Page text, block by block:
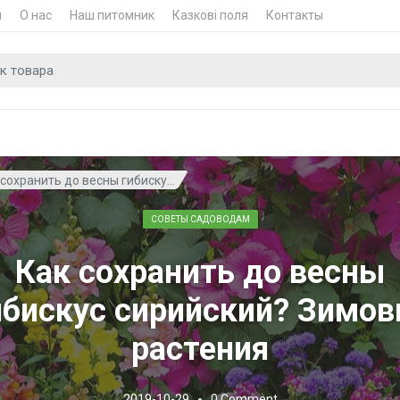
О нас Наш питомник Казкові поля Контакты
до весны гибиску...
СОВЕТЫ САДОВОДАМ
Как сохранить до весны
сирийский?
растения